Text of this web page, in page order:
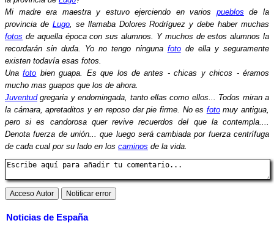
Mi madre era maestra y estuvo ejerciendo en varios pueblos de la
provincia de Lugo, se llamaba Dolores Rodríguez y debe haber muchas
fotos de aquella época con sus alumnos. Y muchos de estos alumnos la
recordarán sin duda. Yo no tengo ninguna fotode ella y seguramente
existen todavía esas fotos.
Unafoto bien guapa. Es que los de antes - chicas y chicos - éramos
mucho mas guapos que los de ahora.
Juventudgregaria y endomingada, tanto ellas como ellos... Todos miran a
la cámara, apretaditos y en reposo der pie firme. No es fotomuy antigua,
pero si es candorosa quer revive recuerdos del que la contempla....
Denota fuerza de unión... que luego será cambiada por fuerza centrífuga
de cada cual por su lado en los caminos de la vida.
Noticias de España